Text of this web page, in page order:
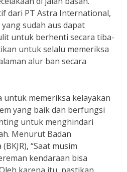
dari PT Astra International,
sudah aus dapat
untuk berhenti secara tiba-
untuk selalu memeriksa
alur ban secara
untuk memeriksa kelayakan
yang baik dan berfungsi
untuk menghindari
Menurut Badan
“Saat musim
kendaraan bisa